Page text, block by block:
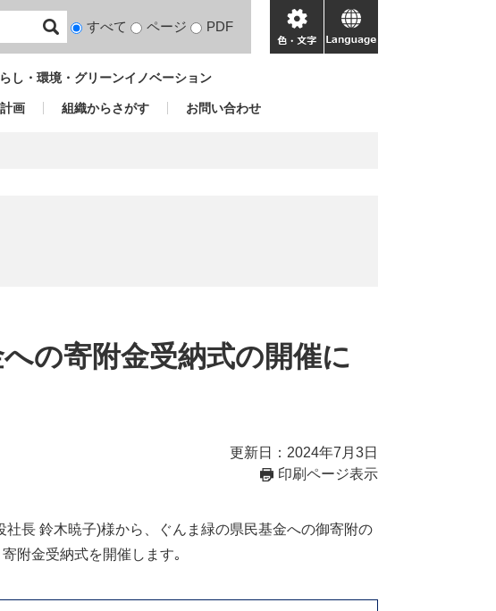
検
対
すべて ページ PDF
色・
文
language
し・環境・グリーンイノベーション
画 組織からさがす お問い合わせ
の寄附金受納式の開催に
更新日：2024年7月3日
印刷ページ表示
長 鈴木暁子)様から、ぐんま緑の県民基金への御寄附の
附金受納式を開催します｡